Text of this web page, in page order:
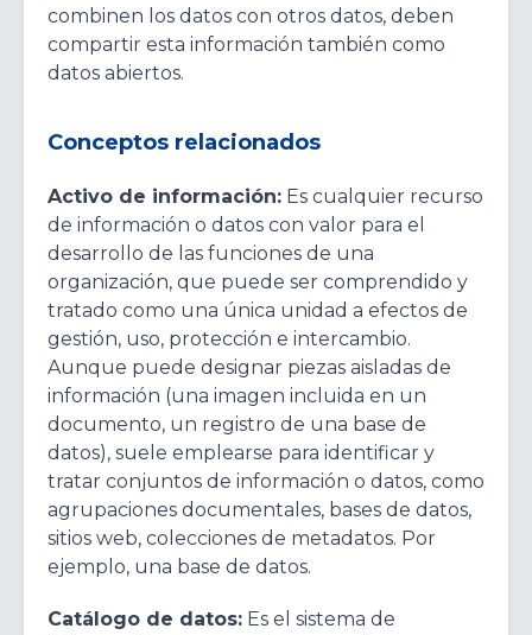
combinen los datos con otros datos, deben
compartir esta información también como
datos abiertos.
Conceptos relacionados
Activo de información: Es cualquier recurso
de información o datos con valor para el
desarrollo de las funciones de una
organización, que puede ser comprendido y
tratado como una única unidad a efectos de
gestión, uso, protección e intercambio.
Aunque puede designar piezas aisladas de
información (una imagen incluida en un
documento, un registro de una base de
datos), suele emplearse para identificar y
tratar conjuntos de información o datos, como
agrupaciones documentales, bases de datos,
sitios web, colecciones de metadatos. Por
ejemplo, una base de datos.
Catálogo de datos: Es el sistema de